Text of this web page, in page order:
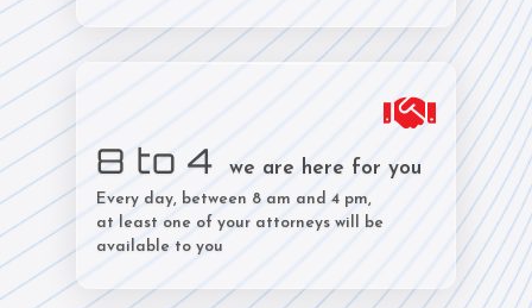
8 to 4 we are here for you
Every day, between 8 am and 4 pm,
at least one of your attorneys will be
available to you